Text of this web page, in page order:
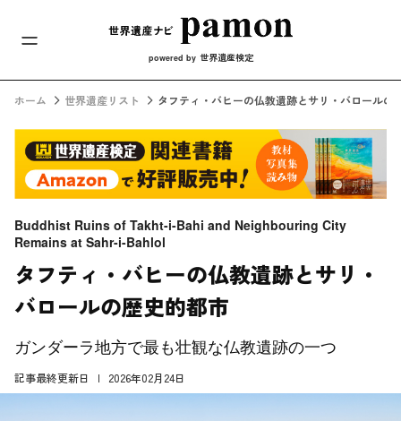
メインナビ
powered by 世界遺産検定
ホーム 世界遺産リスト タフティ・バヒーの仏教遺跡とサリ・バロールの
Buddhist Ruins of Takht-i-Bahi and Neighbouring City
Remains at Sahr-i-Bahlol
タフティ・バヒーの仏教遺跡とサリ・
バロールの歴史的都市
ガンダーラ地方で最も壮観な仏教遺跡の一つ
記事最終更新日 2026年02月24日